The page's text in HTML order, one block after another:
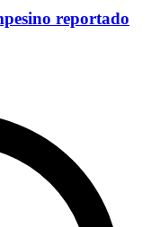
reportado